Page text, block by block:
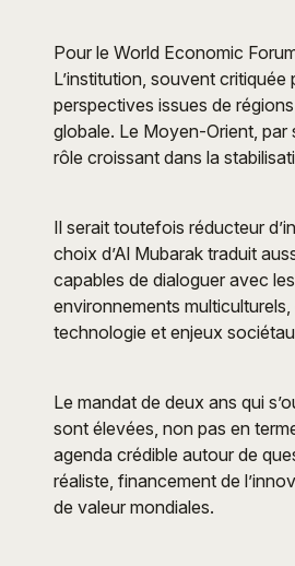
Pour le World Economic
L’institution, souvent
perspectives issues de
globale. Le Moyen-Orient, par
rôle croissant dans la
Il serait toutefois réducteur
choix d’Al Mubarak traduit
capables de dialoguer avec
environnements
technologie et enjeux
Le mandat de deux ans qui
sont élevées, non pas en
agenda crédible autour de
réaliste, financement de
de valeur mondiales.